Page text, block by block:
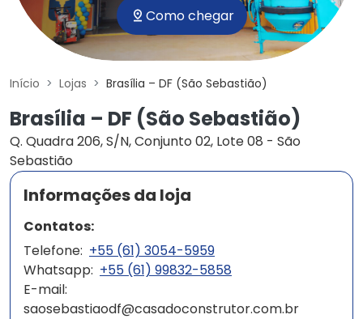
Como chegar
Início Lojas Brasília – DF (São Sebastião)
Brasília – DF (São Sebastião)
Q. Quadra 206, S/N, Conjunto 02, Lote 08 - São
Sebastião
Informações da loja
Contatos:
Telefone: +55 (61) 3054-5959
Whatsapp: +55 (61) 99832-5858
E-mail:
saosebastiaodf@casadoconstrutor.com.br